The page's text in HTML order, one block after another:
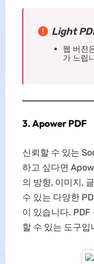
Light
웹 버전
가 느립
3. Apower PDF
신뢰할 수 있는
하고 싶다면
의 방향, 이미지,
수 있는 다양한
이 있습니다. PDF
할 수 있는 도구입